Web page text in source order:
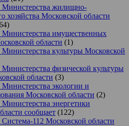
Министерства жилищно-
хозяйства Московской области
Министерства имущественных
области (1)
культуры Московской
физической культуры
области (3)
экологии и
Московской области (2)
энергетики
сообщает (122)
112 Московской области